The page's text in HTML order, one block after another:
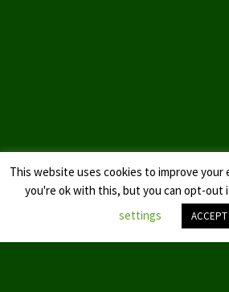
This website uses cookies to improve your
you're ok with this, but you can opt-out
settings
ACCEPT